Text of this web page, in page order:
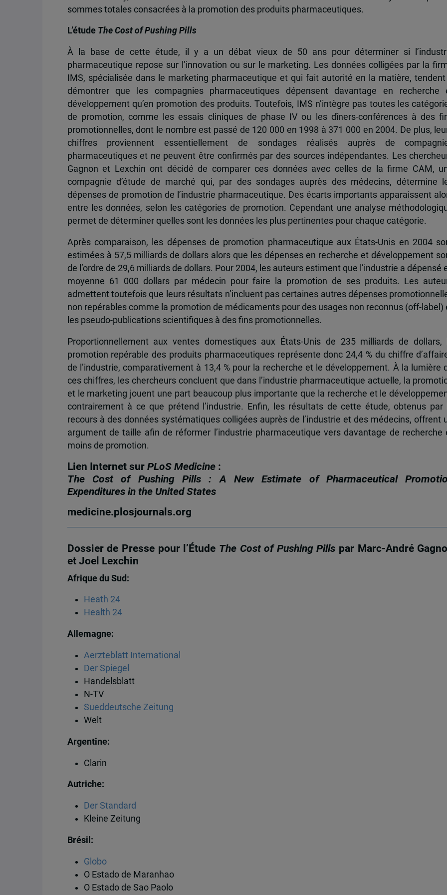
sommes totales consacrées à la promotion des produits pharmaceutiques.
L’étude The Cost of Pushing Pills
À la base de cette étude, il y a un débat vieux de 50 ans pour déterminer si
pharmaceutique repose sur l’innovation ou sur le marketing. Les données colligées par la
IMS, spécialisée dans le marketing pharmaceutique et qui fait autorité en la matière,
démontrer que les compagnies pharmaceutiques dépensent davantage en recherche
développement qu’en promotion des produits. Toutefois, IMS n’intègre pas toutes les
de promotion, comme les essais cliniques de phase IV ou les dîners-conférences à des
promotionnelles, dont le nombre est passé de 120 000 en 1998 à 371 000 en 2004. De plus,
chiffres proviennent essentiellement de sondages réalisés auprès de
pharmaceutiques et ne peuvent être confirmés par des sources indépendantes. Les
Gagnon et Lexchin ont décidé de comparer ces données avec celles de la firme CAM,
compagnie d’étude de marché qui, par des sondages auprès des médecins, détermine
dépenses de promotion de l’industrie pharmaceutique. Des écarts importants apparaissent
entre les données, selon les catégories de promotion. Cependant une analyse
permet de déterminer quelles sont les données les plus pertinentes pour chaque catégorie.
Après comparaison, les dépenses de promotion pharmaceutique aux États-Unis en 2004
estimées à 57,5 milliards de dollars alors que les dépenses en recherche et développement
de l’ordre de 29,6 milliards de dollars. Pour 2004, les auteurs estiment que l’industrie a dépensé
moyenne 61 000 dollars par médecin pour faire la promotion de ses produits. Les
admettent toutefois que leurs résultats n’incluent pas certaines autres dépenses
non repérables comme la promotion de médicaments pour des usages non reconnus (off-label)
les pseudo-publications scientifiques à des fins promotionnelles.
Proportionnellement aux ventes domestiques aux États-Unis de 235 milliards de dollars,
promotion repérable des produits pharmaceutiques représente donc 24,4 % du chiffre
de l’industrie, comparativement à 13,4 % pour la recherche et le développement. À la lumière
ces chiffres, les chercheurs concluent que dans l’industrie pharmaceutique actuelle, la
et le marketing jouent une part beaucoup plus importante que la recherche et le
contrairement à ce que prétend l’industrie. Enfin, les résultats de cette étude, obtenus par
recours à des données systématiques colligées auprès de l’industrie et des médecins, offrent
argument de taille afin de réformer l’industrie pharmaceutique vers davantage de recherche
moins de promotion.
Lien Internet sur PLoS Medicine:
The Cost of Pushing Pills : A New Estimate of Pharmaceutical
Expenditures in the United States
medicine.plosjournals.org
Dossier de Presse pour l’Étude The Cost of Pushing Pills par Marc-André
et Joel Lexchin
Afrique du Sud:
Heath 24
Health 24
Allemagne:
Aerzteblatt International
Der Spiegel
Handelsblatt
N-TV
Sueddeutsche Zeitung
Welt
Argentine:
Clarin
Autriche:
Der Standard
Kleine Zeitung
Brésil:
Globo
O Estado de Maranhao
O Estado de Sao Paolo